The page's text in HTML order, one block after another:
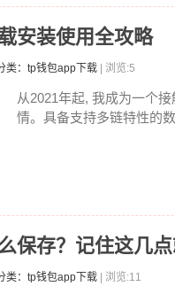
安装使用全攻略
类：tp钱包app下载 | 浏览:5
从2021年起, 我成为一个
情。具备支持多链特性的
保存？记住这几
类：tp钱包app下载 | 浏览:11